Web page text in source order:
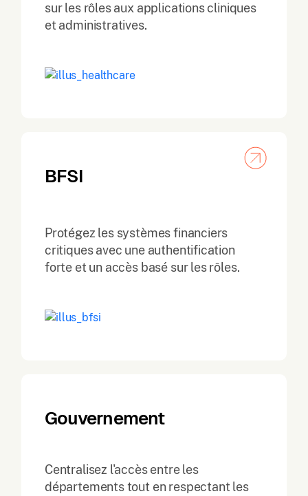
sur les rôles aux applications cliniques
et administratives.
BFSI
Protégez les systèmes financiers
critiques avec une authentification
forte et un accès basé sur les rôles.
Gouvernement
Centralisez l'accès entre les
départements tout en respectant les